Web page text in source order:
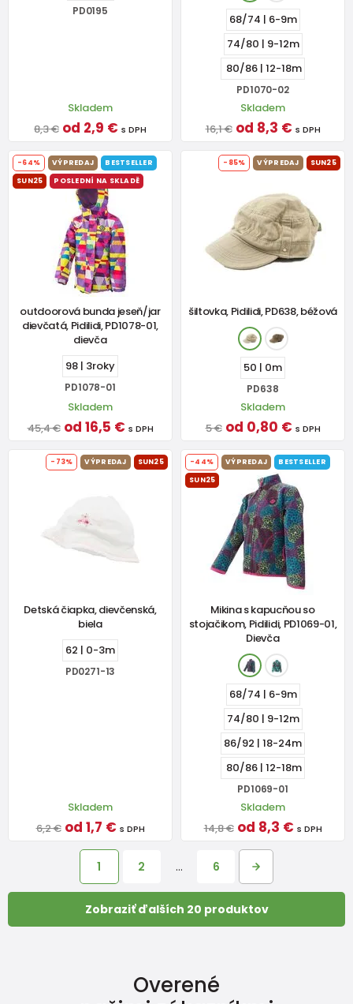
PD0195
Skladem
8,3 € od 2,9 € s DPH
68/74 | 6-9m
74/80 | 9-12m
80/86 | 12-18m
PD1070-02
Skladem
16,1 € od 8,3 € s DPH
-64% VÝPREDAJ
BESTSELLER
SUN25
POSLEDNÍ NA SKLADĚ
outdoorová bunda jeseň/jar
dievčatá, Pidilidi, PD1078-01,
dievča
98 | 3roky
PD1078-01
Skladem
45,4 € od 16,5 € s DPH
-85% VÝPREDAJ SUN25
šiltovka, Pidilidi, PD638, béžová
50 | 0m
PD638
Skladem
5 € od 0,80 € s DPH
-73% VÝPREDAJ SUN25
Detská čiapka, dievčenská,
biela
62 | 0-3m
PD0271-13
Skladem
6,2 € od 1,7 € s DPH
-44% VÝPREDAJ
BESTSELLER
SUN25
Mikina s kapucňou so
stojačikom, Pidilidi, PD1069-01,
Dievča
68/74 | 6-9m
74/80 | 9-12m
86/92 | 18-24m
80/86 | 12-18m
PD1069-01
Skladem
14,8 € od 8,3 € s DPH
1 2 … 6
Zobraziť ďalších 20 produktov
Overené